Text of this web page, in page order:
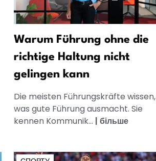
Warum Führung ohne die
richtige Haltung nicht
gelingen kann
Die meisten Führungskräfte wissen,
was gute Führung ausmacht. Sie
kennen Kommunik... | більше